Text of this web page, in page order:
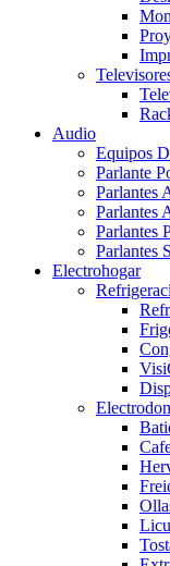
Audio
Equipos
Parlante
Parlantes
Parlantes
Parlantes
Parlantes
Electrohogar